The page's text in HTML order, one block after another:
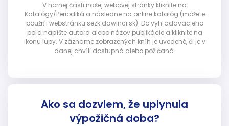
V hornej časti našej webovej stránky kliknite na
Katalógy/Periodiká a následne na online katalóg (môžete
použiť i webstránku sezk.dawinci.sk). Do vyhľadávacieho
poľa napíšte autora alebo názov publikácie a kliknite na
ikonu lupy. V zázname zobrazených kníh je uvedené, či je v
danej chvíli dostupná alebo požičaná.
Ako sa dozviem, že uplynula
výpožičná doba?